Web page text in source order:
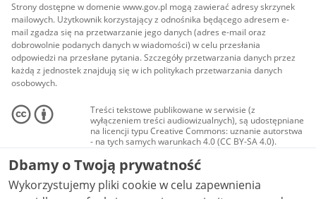
Strony dostępne w domenie www.gov.pl mogą zawierać adresy skrzynek
mailowych. Użytkownik korzystający z odnośnika będącego adresem e-
mail zgadza się na przetwarzanie jego danych (adres e-mail oraz
dobrowolnie podanych danych w wiadomości) w celu przesłania
odpowiedzi na przesłane pytania. Szczegóły przetwarzania danych przez
każdą z jednostek znajdują się w ich politykach przetwarzania danych
osobowych.
Treści tekstowe publikowane w serwisie (z
wyłączeniem treści audiowizualnych), są udostępniane
na licencji typu Creative Commons: uznanie autorstwa
- na tych samych warunkach 4.0 (CC BY-SA 4.0).
Materiały audiowizualne, w tym zdjęcia, materiały
audio i wideo, są udostępniane na licencji typu
Creative Commons: uznanie autorstwa użycie
niekomercyjne - bez utworów zależnych 4.0 (CC BY-
NC-ND 4.0), o ile nie jest to stwierdzone inaczej.
Dbamy o Twoją prywatność
Wykorzystujemy pliki cookie w celu zapewnienia